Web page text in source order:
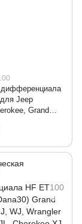
дифференциала
Jeep
Grand